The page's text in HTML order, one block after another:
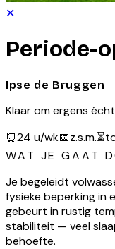
✕
Periode-
Ipse de Bruggen
Klaar om ergens
⏰24 u/wk📅z.s.m.⏳
WAT JE GAAT
Je begeleidt
fysieke beperking in
gebeurt in rustig
stabiliteit — veel
behoefte.